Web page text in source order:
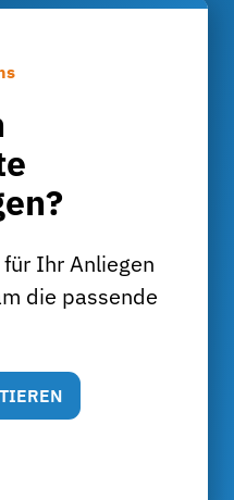
Ihr Anliegen
die passende